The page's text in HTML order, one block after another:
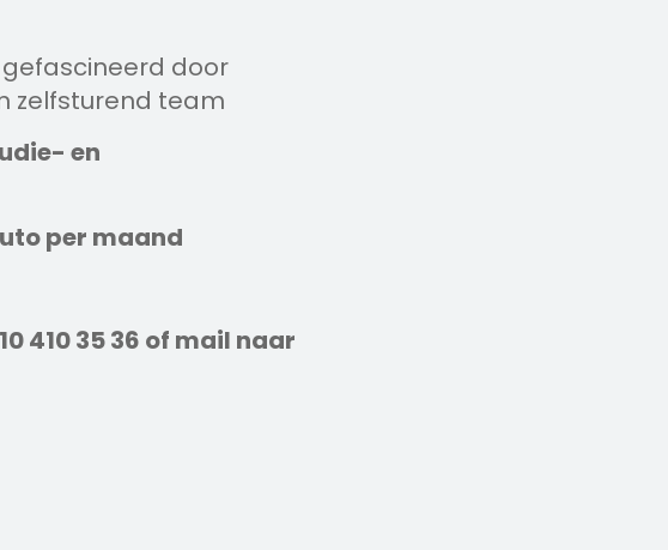
gefascineerd door
zelfsturend team
en
per maand
410 35 36 of mail naar